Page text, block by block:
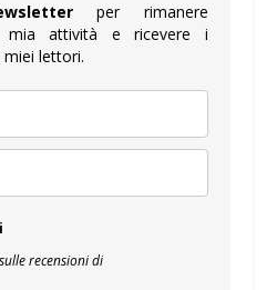
per rimanere
mia attività e ricevere i
lettori.
recensioni di